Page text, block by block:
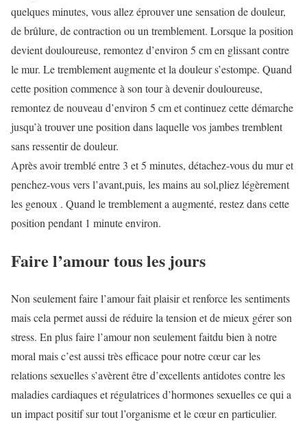
quelques minutes, vous allez éprouver une sensation de douleur,
de brûlure, de contraction ou un tremblement. Lorsque la position
devient douloureuse, remontez d’environ 5 cm en glissant contre
le mur. Le tremblement augmente et la douleur s’estompe. Quand
cette position commence à son tour à devenir douloureuse,
remontez de nouveau d’environ 5 cm et continuez cette démarche
jusqu’à trouver une position dans laquelle vos jambes tremblent
sans ressentir de douleur.
Après avoir tremblé entre 3 et 5 minutes, détachez-vous du mur et
penchez-vous vers l’avant,puis, les mains au sol,pliez légèrement
les genoux . Quand le tremblement a augmenté, restez dans cette
position pendant 1 minute environ.
Faire l’amour tous les jours
Non seulement faire l’amour fait plaisir et renforce les sentiments
mais cela permet aussi de réduire la tension et de mieux gérer son
stress. En plus faire l’amour non seulement faitdu bien à notre
moral mais c’est aussi très efficace pour notre cœur car les
relations sexuelles s’avèrent être d’excellents antidotes contre les
maladies cardiaques et régulatrices d’hormones sexuelles ce qui a
un impact positif sur tout l’organisme et le cœur en particulier.